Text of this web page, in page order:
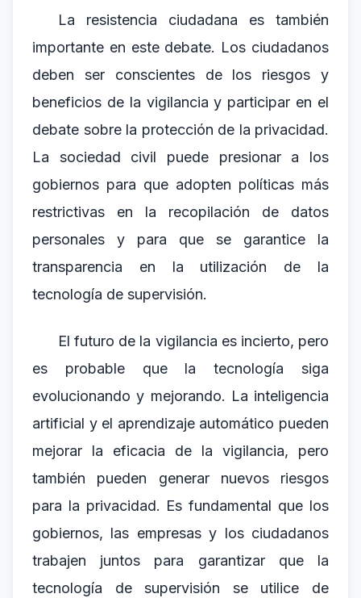
La resistencia ciudadana es también
importante en este debate. Los ciudadanos
deben ser conscientes de los riesgos y
beneficios de la vigilancia y participar en el
debate sobre la protección de la privacidad.
La sociedad civil puede presionar a los
gobiernos para que adopten políticas más
restrictivas en la recopilación de datos
personales y para que se garantice la
transparencia en la utilización de la
tecnología de supervisión.
El futuro de la vigilancia es incierto, pero
es probable que la tecnología siga
evolucionando y mejorando. La inteligencia
artificial y el aprendizaje automático pueden
mejorar la eficacia de la vigilancia, pero
también pueden generar nuevos riesgos
para la privacidad. Es fundamental que los
gobiernos, las empresas y los ciudadanos
trabajen juntos para garantizar que la
tecnología de supervisión se utilice de